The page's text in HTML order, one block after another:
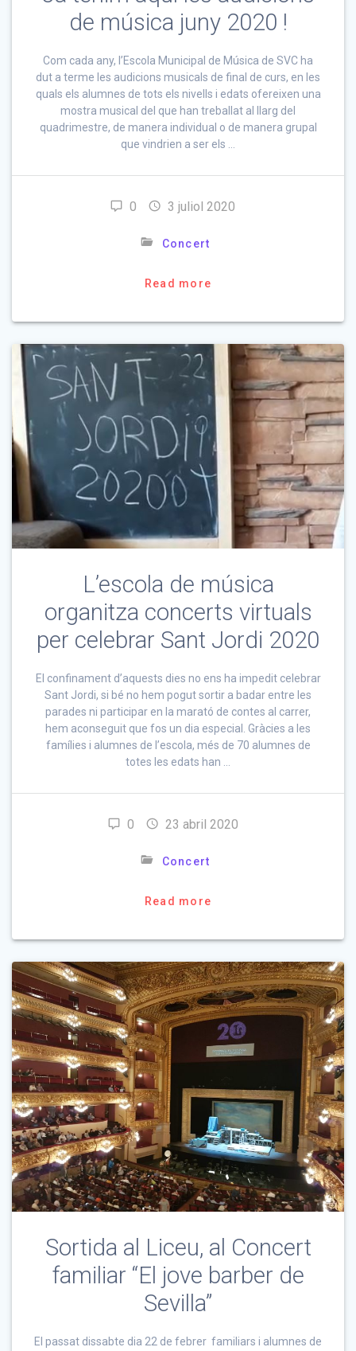
de música juny 2020 !
Com cada any, l’Escola Municipal de Música de SVC ha
dut a terme les audicions musicals de final de curs, en les
quals els alumnes de tots els nivells i edats ofereixen una
mostra musical del que han treballat al llarg del
quadrimestre, de manera individual o de manera grupal
que vindrien a ser els …
0 3 juliol 2020
Concert
Read more
L’escola de música
organitza concerts virtuals
per celebrar Sant Jordi 2020
El confinament d’aquests dies no ens ha impedit celebrar
Sant Jordi, si bé no hem pogut sortir a badar entre les
parades ni participar en la marató de contes al carrer,
hem aconseguit que fos un dia especial. Gràcies a les
famílies i alumnes de l’escola, més de 70 alumnes de
totes les edats han …
0 23 abril 2020
Concert
Read more
Sortida al Liceu, al Concert
familiar “El jove barber de
Sevilla”
El passat dissabte dia 22 de febrer familiars i alumnes de